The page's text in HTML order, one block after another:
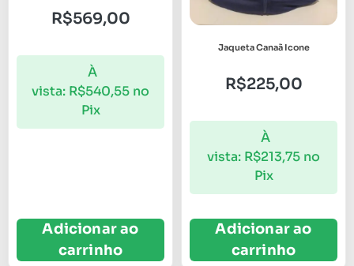
R$569,00
À
vista: R$540,55 no
Pix
Adicionar ao
carrinho
Jaqueta Canaã Icone
R$225,00
À
vista: R$213,75 no
Pix
Adicionar ao
carrinho